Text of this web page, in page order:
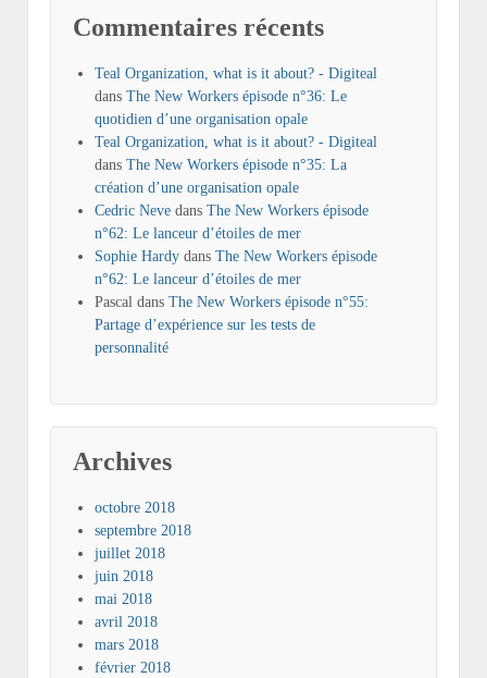
Commentaires récents
Teal Organization, what is it about? - Digiteal
dans The New Workers épisode n°36: Le
quotidien d’une organisation opale
Teal Organization, what is it about? - Digiteal
dans The New Workers épisode n°35: La
création d’une organisation opale
Cedric Neve dans The New Workers épisode
n°62: Le lanceur d’étoiles de mer
Sophie Hardy dans The New Workers épisode
n°62: Le lanceur d’étoiles de mer
Pascal dans The New Workers épisode n°55:
Partage d’expérience sur les tests de
personnalité
Archives
octobre 2018
septembre 2018
juillet 2018
juin 2018
mai 2018
avril 2018
mars 2018
février 2018